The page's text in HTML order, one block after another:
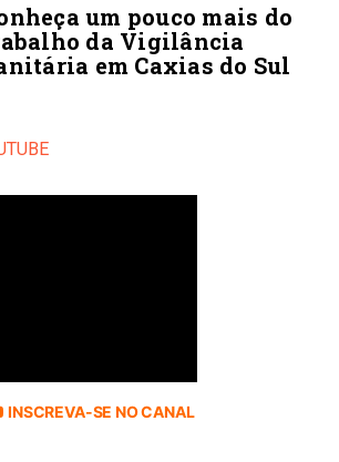
um pouco mais do
da Vigilância
em Caxias do Sul
INSCREVA-SE NO CANAL